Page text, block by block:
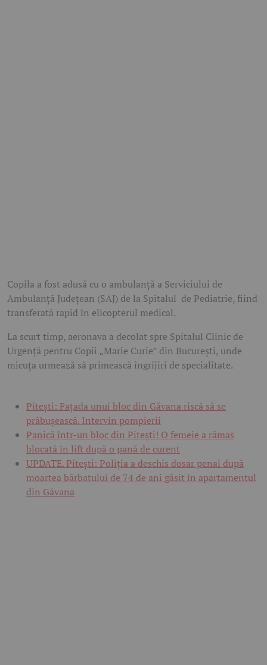
Copila a fost adusă cu o ambulanță a Serviciului de
Ambulanță Județean (SAJ) de la Spitalul de Pediatrie, fiind
transferată rapid în elicopterul medical.
La scurt timp, aeronava a decolat spre Spitalul Clinic de
Urgență pentru Copii „Marie Curie” din București, unde
micuța urmează să primească îngrijiri de specialitate.
Pitești: Fațada unui bloc din Găvana riscă să se
prăbușească. Intervin pompierii
Panică într-un bloc din Pitești! O femeie a rămas
blocată în lift după o pană de curent
UPDATE. Pitești: Poliția a deschis dosar penal după
moartea bărbatului de 74 de ani găsit în apartamentul
din Găvana